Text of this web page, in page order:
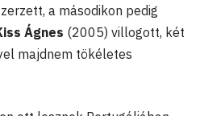
a másodikon pedig
Ágnes (2005) villogott, két
majdnem tökéletes